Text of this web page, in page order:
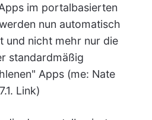
im portalbasierten
nun automatisch
und nicht mehr nur die
standardmäßig
Apps (me: Nate
Link)